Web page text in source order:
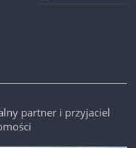
partner i przyjaciel